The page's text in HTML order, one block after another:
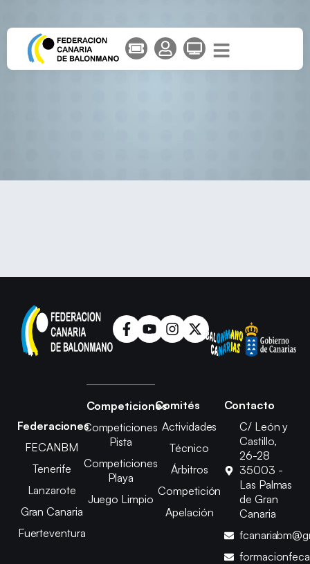
Federaciones
FECANBM
Tenerife
Lanzarote
Gran Canaria
Fuerteventura
Competiciones
Competiciones
Pista
Competiciones
Playa
Juego Limpio
Comités
Actividades
Técnico
Árbitros
Competición
Apelación
Contacto
C/ León y
Castillo,
26-28
35003 -
Las Palmas
de Gran
Canaria